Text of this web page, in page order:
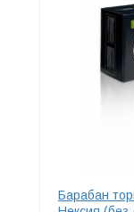
Барабан